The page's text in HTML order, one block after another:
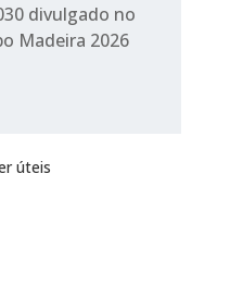
divulgado no
Madeira 2026
úteis